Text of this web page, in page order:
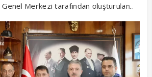
Merkezi tarafından oluşturulan..